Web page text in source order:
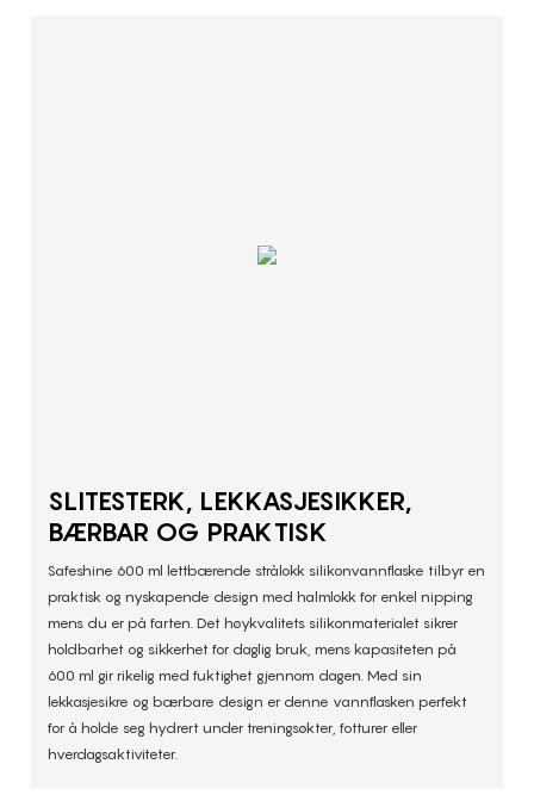
SLITESTERK, LEKKASJESIKKER,
BÆRBAR OG PRAKTISK
Safeshine 600 ml lettbærende strålokk silikonvannflaske tilbyr en
praktisk og nyskapende design med halmlokk for enkel nipping
mens du er på farten. Det høykvalitets silikonmaterialet sikrer
holdbarhet og sikkerhet for daglig bruk, mens kapasiteten på
600 ml gir rikelig med fuktighet gjennom dagen. Med sin
lekkasjesikre og bærbare design er denne vannflasken perfekt
for å holde seg hydrert under treningsøkter, fotturer eller
hverdagsaktiviteter.